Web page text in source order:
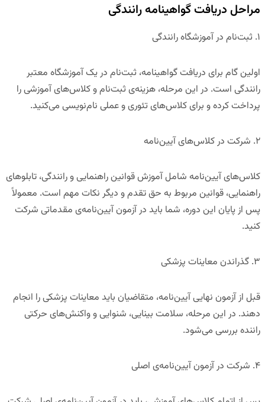
مراحل دریافت گواهینامه رانندگی
۱. ثبت‌نام در آموزشگاه رانندگی
اولین گام برای دریافت گواهینامه، ثبت‌نام در یکآموزشگاه معتبر
رانندگی است. در این مرحله، هزینه‌ی ثبت‌نام و کلاس‌های آموزشی را
پرداخت کرده و برایکلاس‌های تئوری و عملی نام‌نویسی می‌کنید.
۲. شرکت در کلاس‌های آیین‌نامه
کلاس‌های آیین‌نامه شامل آموزش قوانین راهنمایی و رانندگی، تابلوهای
راهنمایی، قوانین مربوط به حق تقدم و دیگر نکات مهم است. معمولاً
پس از پایان این دوره، شما باید درآزمون آیین‌نامه‌ی مقدماتی شرکت
کنید.
۳. گذراندن معاینات پزشکی
قبل از آزمون نهایی آیین‌نامه، متقاضیان باید معاینات پزشکیرا انجام
دهند. در این مرحله، سلامت بینایی، شنوایی و واکنش‌های حرکتی
راننده بررسی می‌شود.
۴. شرکت در آزمون آیین‌نامه‌ی اصلی